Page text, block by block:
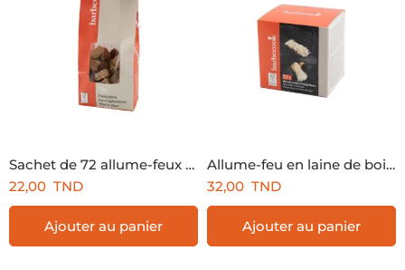
Sachet de 72 allume-feux FSC®
22,00 TND
Ajouter au panier
Allume-feu en laine de bois 32 pièces FSC®
32,00 TND
Ajouter au panier